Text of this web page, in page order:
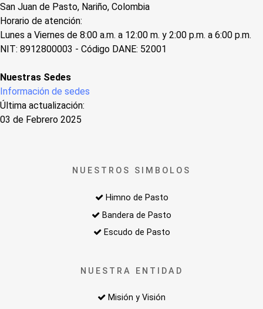
San Juan de Pasto, Nariño, Colombia
Horario de atención:
Lunes a Viernes de 8:00 a.m. a 12:00 m. y 2:00 p.m. a 6:00 p.m.
NIT: 8912800003 - Código DANE: 52001
Nuestras Sedes
Información de sedes
Última actualización:
03 de Febrero 2025
NUESTROS SIMBOLOS
Himno de Pasto
Bandera de Pasto
Escudo de Pasto
NUESTRA ENTIDAD
Misión y Visión